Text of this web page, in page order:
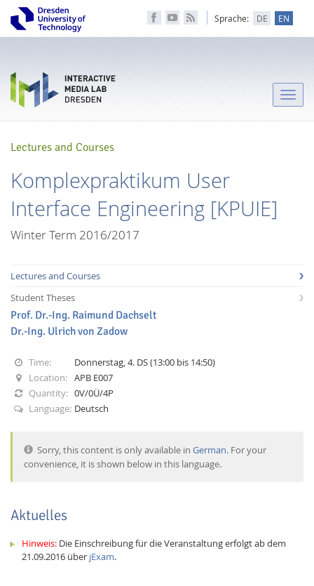
Facebook
Youtube
RSS
Sprache: DE EN
Toggle
Lectures and Courses
Komplexpraktikum User
Interface Engineering [KPUIE]
Winter Term 2016/2017
Lectures and Courses
Student Theses
Prof. Dr.-Ing. Raimund Dachselt
Dr.-Ing. Ulrich von Zadow
Time:
Donnerstag, 4. DS (13:00 bis 14:50)
Location: APB E007
Quantity: 0V/0Ü/4P
Language: Deutsch
Sorry, this content is only available inGerman. For your
convenience, it is shown below in this language.
Aktuelles
Hinweis:Die Einschreibung für die Veranstaltung erfolgt ab dem
21.09.2016 über jExam.